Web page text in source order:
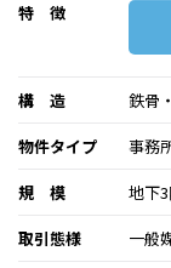
特 徴
構 造
鉄骨
物件タイプ
事務
規 模
地下
取引態様
一般